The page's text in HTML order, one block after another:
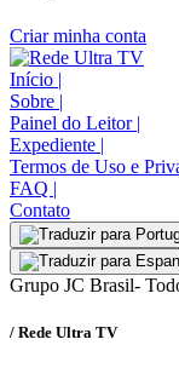
Criar minha conta
Início |
Sobre |
Painel do Leitor |
Expediente |
Termos de Uso e
FAQ |
Contato
Grupo JC Brasil-
/ Rede Ultra TV